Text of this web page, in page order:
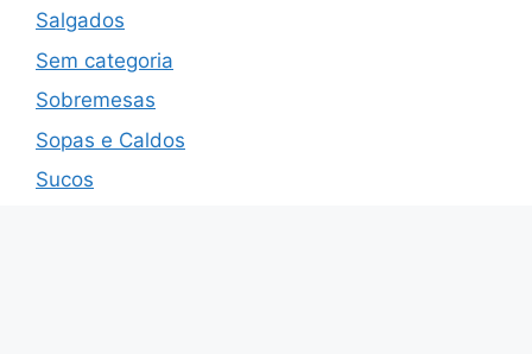
Salgados
Sem categoria
Sobremesas
Sopas e Caldos
Sucos